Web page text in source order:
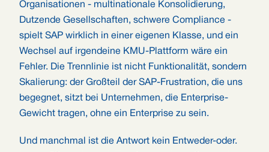
Organisationen - multinationale Konsolidierung,
Dutzende Gesellschaften, schwere Compliance -
spielt SAP wirklich in einer eigenen Klasse, und ein
Wechsel auf irgendeine KMU-Plattform wäre ein
Fehler. Die Trennlinie ist nicht Funktionalität, sondern
Skalierung: der Großteil der SAP-Frustration, die uns
begegnet, sitzt bei Unternehmen, die Enterprise-
Gewicht tragen, ohne ein Enterprise zu sein.
Und manchmal ist die Antwort kein Entweder-oder.